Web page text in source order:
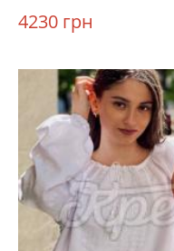
4230 грн